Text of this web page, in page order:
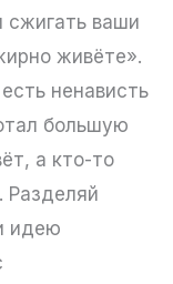
ваши
живёте».
ненависть
большую
а кто-то
Разделяй
идею